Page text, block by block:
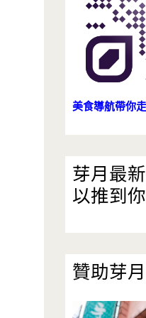
美食導航帶你
芽月最
以推到
贊助芽